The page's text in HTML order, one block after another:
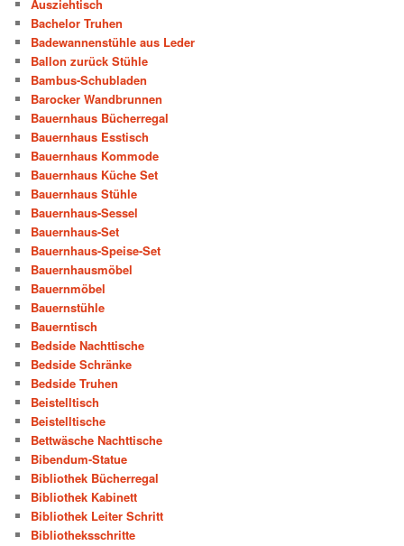
Ausziehtisch
Bachelor Truhen
Badewannenstühle aus Leder
Ballon zurück Stühle
Bambus-Schubladen
Barocker Wandbrunnen
Bauernhaus Bücherregal
Bauernhaus Esstisch
Bauernhaus Kommode
Bauernhaus Küche Set
Bauernhaus Stühle
Bauernhaus-Sessel
Bauernhaus-Set
Bauernhaus-Speise-Set
Bauernhausmöbel
Bauernmöbel
Bauernstühle
Bauerntisch
Bedside Nachttische
Bedside Schränke
Bedside Truhen
Beistelltisch
Beistelltische
Bettwäsche Nachttische
Bibendum-Statue
Bibliothek Bücherregal
Bibliothek Kabinett
Bibliothek Leiter Schritt
Bibliotheksschritte